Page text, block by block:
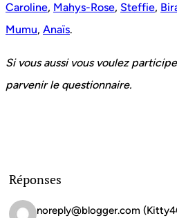
Caroline, Mahys-Rose, Steffie,
Mumu, Anaïs.
Si vous aussi vous voulez
parvenir le questionnaire.
Réponses
noreply@blogger.com